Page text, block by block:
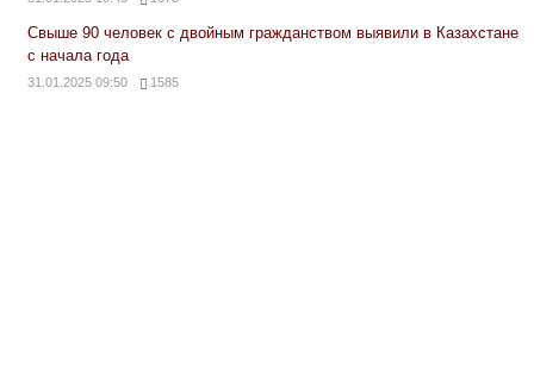
Свыше 90 человек с двойным гражданством выявили в Казахстане
с начала года
31.01.2025 09:50 1585